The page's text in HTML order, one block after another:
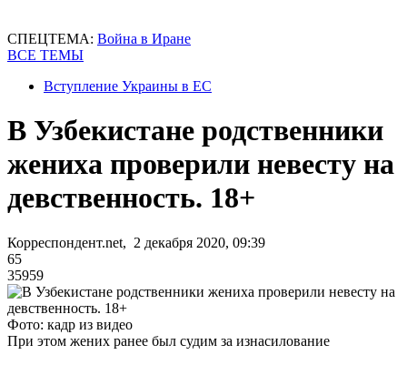
СПЕЦТЕМА: Война в Иране
ВСЕ ТЕМЫ
Вступление Украины в ЕС
В Узбекистане родственники
жениха проверили невесту на
девственность. 18+
Корреспондент.net, 2 декабря 2020, 09:39
65
35959
Фото: кадр из видео
При этом жених ранее был судим за изнасилование